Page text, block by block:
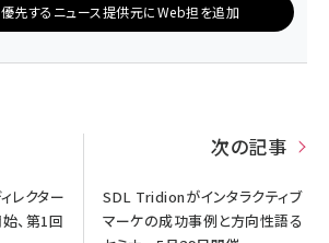
優先するニュース提供元にWeb担を追加
レクター
、第1回
次の記事
SDL Tridionがインタラクティブ
マーケの成功事例と方向性語る